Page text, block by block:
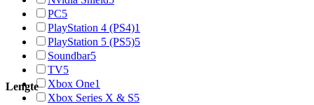
PC5
PlayStation 4 (PS4)1
PlayStation 5 (PS5)5
Soundbar5
TV5
Xbox One1
Xbox Series X & S5
Lengte